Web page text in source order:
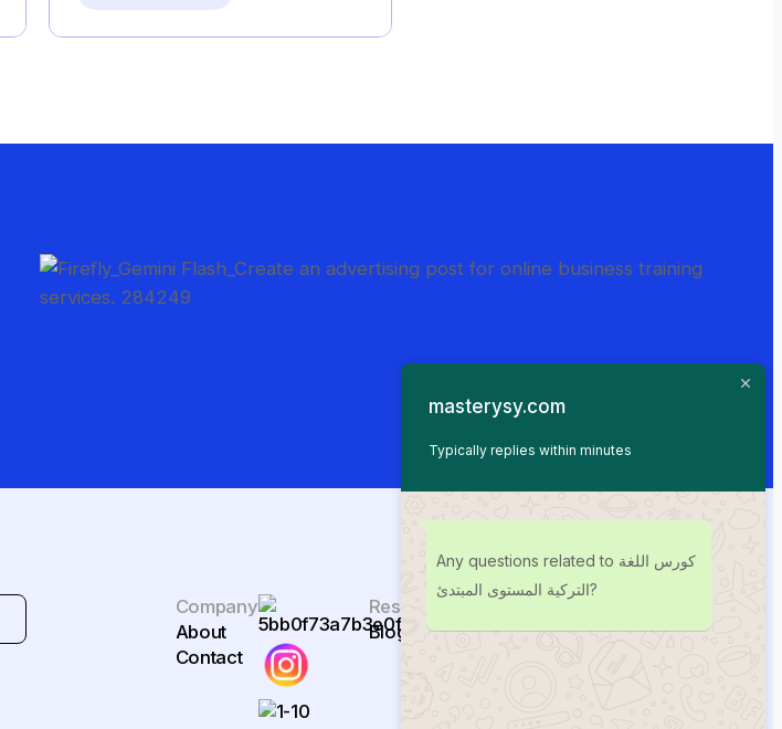
Company
About
Contact
Resources
Blogs
masterysy.com
Typically replies within minutes
Any questions related to كورس اللغة
التركية المستوى المبتدئ?